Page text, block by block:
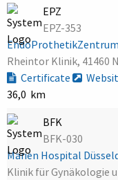
EPZ
EPZ-353
Rheintor Klinik, 41460
Certificate
36,0 km
BFK
BFK-030
Marien Hospital
Klinik für Gynäkologie